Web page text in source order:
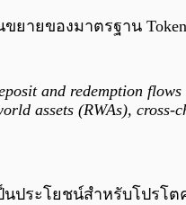
ยายของมาตรฐาน
and redemption
assets (RWAs), cross-
ประโยชน์สำหรับโปรโ